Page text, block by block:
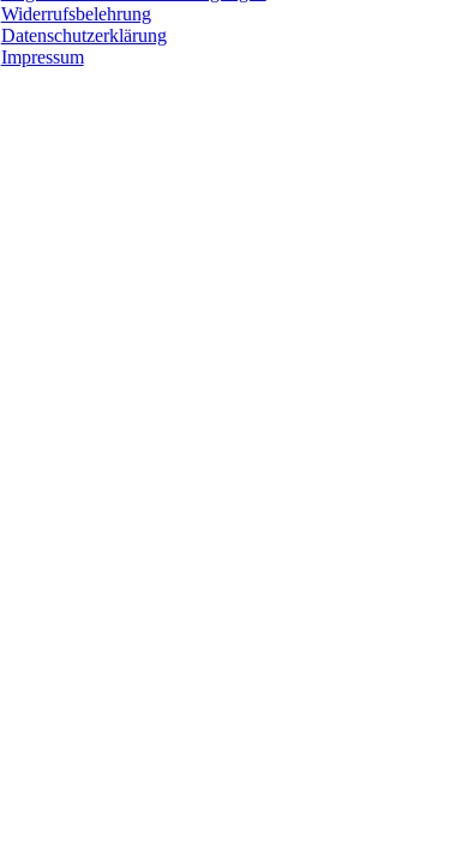
Widerrufsbelehrung
Datenschutzerklärung
Impressum